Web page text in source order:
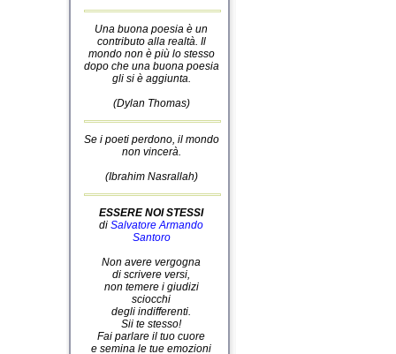
Una buona poesia è un
contributo alla realtà. Il
mondo non è più lo stesso
dopo che una buona poesia
gli si è aggiunta.
(Dylan Thomas)
Se i poeti perdono, il mondo
non vincerà.
(Ibrahim Nasrallah)
ESSERE NOI STESSI
di Salvatore Armando
Santoro
Non avere vergogna
di scrivere versi,
non temere i giudizi
sciocchi
degli indifferenti.
Sii te stesso!
Fai parlare il tuo cuore
e semina le tue emozioni